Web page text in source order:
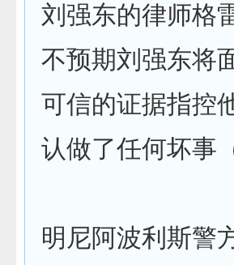
刘强东的律师格
不预期刘强东将
可信的证据指控
认做了任何坏事
明尼阿波利斯警